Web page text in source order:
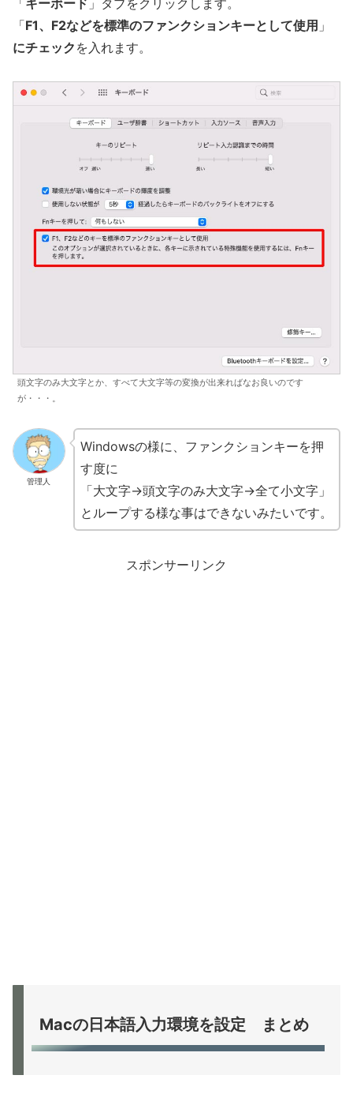
「 キーボード 」タブをクリックします。
「F1、F2などを標準のファンクションキーとして使用 」
にチェック を入れます。
頭文字のみ大文字とか、すべて大文字等の変換が出来ればなお良いのです
が・・・。
管理人
Windowsの様に、ファンクションキーを押
す度に
「大文字→頭文字のみ大文字→全て小文字」
とループする様な事はできないみたいです。
スポンサーリンク
Macの日本語入力環境を設定 まとめ